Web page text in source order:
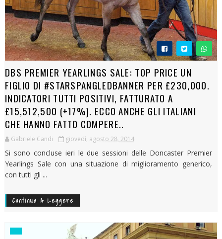
DBS PREMIER YEARLINGS SALE: TOP PRICE UN
FIGLIO DI #STARSPANGLEDBANNER PER £230,000.
INDICATORI TUTTI POSITIVI, FATTURATO A
£15,512,500 (+17%). ECCO ANCHE GLI ITALIANI
CHE HANNO FATTO COMPERE..
Gabriele Candi giovedì, agosto 28, 2014
Si sono concluse ieri le due sessioni delle Doncaster Premier
Yearlings Sale con una situazione di miglioramento generico,
con tutti gli ...
Continua A Leggere